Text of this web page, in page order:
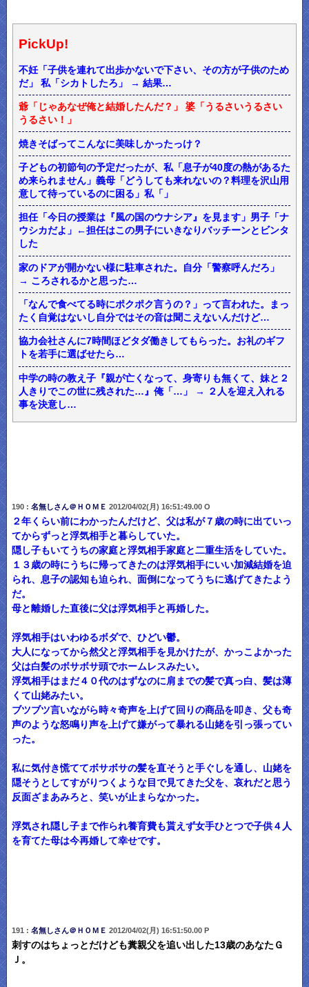
PickUp!
不妊「子供を連れて出歩かないで下さい、その方が子供のため
だ」 私「シカトしたろ」 → 結果…
爺「じゃあなぜ俺と結婚したんだ？」 婆「うるさいうるさい
うるさい！」
焼きそばってこんなに美味しかったっけ？
子どもの初節句の予定だったが、私「息子が40度の熱があるた
め来られません」義母「どうしても来れないの？料理を沢山用
意して待っているのに困る」私「」
担任「今日の授業は『風の国のウナシア』を見ます」男子「ナ
ウシカだよ」←担任はこの男子にいきなりバッチーンとビンタ
した
家のドアが開かない様に駐車された。自分「警察呼んだろ」
→ ころされるかと思った…
「なんで食べてる時にポクポク言うの？」って言われた。まっ
たく自覚はないし自分ではその音は聞こえないんだけど…
協力会社さんに7時間ほどタダ働きしてもらった。お礼のギフ
トを若手に選ばせたら…
中学の時の教え子『親が亡くなって、身寄りも無くて、妹と２
人きりでこの世に残された…』俺「…」 → ２人を迎え入れる
事を決意し…
190 : 名無しさん＠ＨＯＭＥ 2012/04/02(月) 16:51:49.00 O
２年くらい前にわかったんだけど、父は私が７歳の時に出ていっ
てからずっと浮気相手と暮らしていた。
隠し子もいてうちの家庭と浮気相手家庭と二重生活をしていた。
１３歳の時にうちに帰ってきたのは浮気相手にいい加減結婚を迫
られ、息子の認知も迫られ、面倒になってうちに逃げてきたよう
だ。
母と離婚した直後に父は浮気相手と再婚した。
浮気相手はいわゆるボダで、ひどい鬱。
大人になってから然父と浮気相手を見かけたが、かっこよかった
父は白髪のボサボサ頭でホームレスみたい。
浮気相手はまだ４０代のはずなのに肩までの髪で真っ白、髪は薄
くて山姥みたい。
ブツブツ言いながら時々奇声を上げて回りの商品を叩き、父も奇
声のような怒鳴り声を上げて嫌がって暴れる山姥を引っ張ってい
った。
私に気付き慌ててボサボサの髪を直そうと手ぐしを通し、山姥を
隠そうとしてすがりつくような目で見てきた父を、哀れだと思う
反面ざまあみろと、笑いが止まらなかった。
浮気され隠し子まで作られ養育費も貰えず女手ひとつで子供４人
を育てた母は今再婚して幸せです。
191 : 名無しさん＠ＨＯＭＥ 2012/04/02(月) 16:51:50.00 P
刺すのはちょっとだけども糞親父を追い出した13歳のあなたＧ
Ｊ。